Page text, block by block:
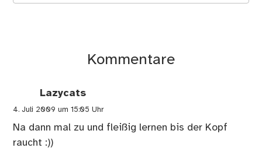
Kommentare
Lazycats
4. Juli 2009 um 15:05 Uhr
Na dann mal zu und fleißig lernen bis der Kopf
raucht :))